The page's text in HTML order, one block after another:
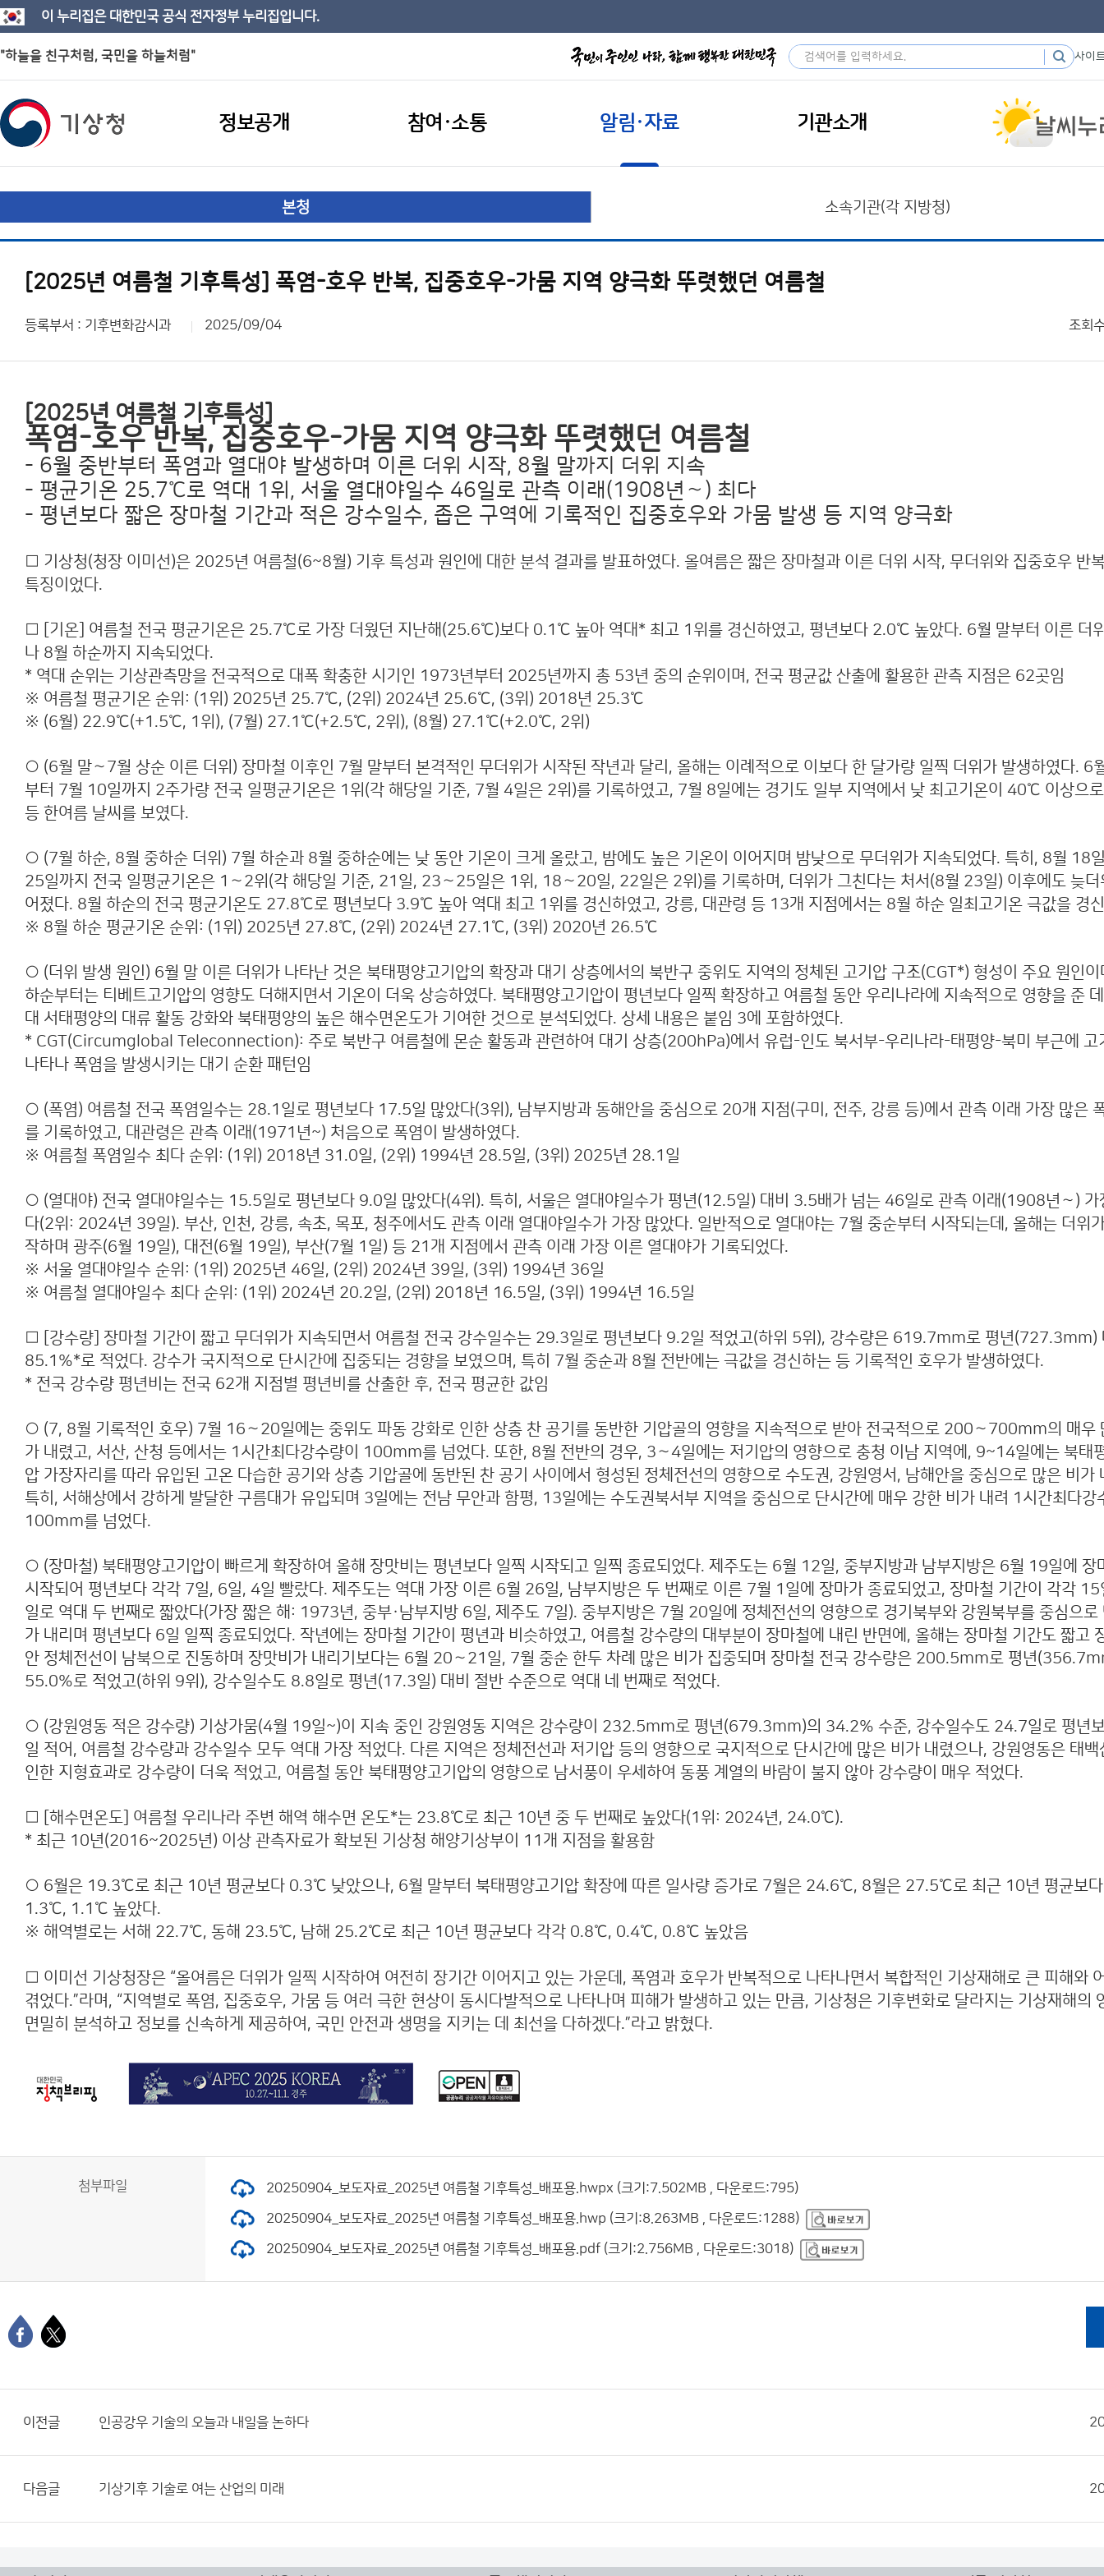
이 누리집은 대한민국 공식 전자정부 누리집입니다.
"하늘을 친구처럼, 국민을 하늘처럼" 사이
정보공개 참여·소통 알림·자료 기관소개
본청 소속기관(각 지방청)
[2025년 여름철 기후특성] 폭염-호우 반복, 집중호우-가뭄 지역 양극화 뚜렷했던 여름철
등록부서 : 기후변화감시과 2025/09/04 조회
[2025년 여름철 기후특성]
폭염-호우 반복, 집중호우-가뭄 지역 양극화 뚜렷했던 여름철
- 6월 중반부터 폭염과 열대야 발생하며 이른 더위 시작, 8월 말까지 더위 지속
- 평균기온 25.7℃로 역대 1위, 서울 열대야일수 46일로 관측 이래(1908년∼) 최다
- 평년보다 짧은 장마철 기간과 적은 강수일수, 좁은 구역에 기록적인 집중호우와 가뭄 발생 등 지역 양극화
□ 기상청(청장 이미선)은 2025년 여름철(6~8월) 기후 특성과 원인에 대한 분석 결과를 발표하였다. 올여름은 짧은 장마철과 이른 더위 시작, 무더위와 집중호우 반
특징이었다.
□ [기온] 여름철 전국 평균기온은 25.7℃로 가장 더웠던 지난해(25.6℃)보다 0.1℃ 높아 역대* 최고 1위를 경신하였고, 평년보다 2.0℃ 높았다. 6월 말부터 이른 더
나 8월 하순까지 지속되었다.
* 역대 순위는 기상관측망을 전국적으로 대폭 확충한 시기인 1973년부터 2025년까지 총 53년 중의 순위이며, 전국 평균값 산출에 활용한 관측 지점은 62곳임
※ 여름철 평균기온 순위: (1위) 2025년 25.7℃, (2위) 2024년 25.6℃, (3위) 2018년 25.3℃
※ (6월) 22.9℃(+1.5℃, 1위), (7월) 27.1℃(+2.5℃, 2위), (8월) 27.1℃(+2.0℃, 2위)
○ (6월 말∼7월 상순 이른 더위) 장마철 이후인 7월 말부터 본격적인 무더위가 시작된 작년과 달리, 올해는 이례적으로 이보다 한 달가량 일찍 더위가 발생하였다. 6
부터 7월 10일까지 2주가량 전국 일평균기온은 1위(각 해당일 기준, 7월 4일은 2위)를 기록하였고, 7월 8일에는 경기도 일부 지역에서 낮 최고기온이 40℃ 이상으
등 한여름 날씨를 보였다.
○ (7월 하순, 8월 중하순 더위) 7월 하순과 8월 중하순에는 낮 동안 기온이 크게 올랐고, 밤에도 높은 기온이 이어지며 밤낮으로 무더위가 지속되었다. 특히, 8월 18
25일까지 전국 일평균기온은 1∼2위(각 해당일 기준, 21일, 23∼25일은 1위, 18∼20일, 22일은 2위)를 기록하며, 더위가 그친다는 처서(8월 23일) 이후에도 늦더
어졌다. 8월 하순의 전국 평균기온도 27.8℃로 평년보다 3.9℃ 높아 역대 최고 1위를 경신하였고, 강릉, 대관령 등 13개 지점에서는 8월 하순 일최고기온 극값을 경
※ 8월 하순 평균기온 순위: (1위) 2025년 27.8℃, (2위) 2024년 27.1℃, (3위) 2020년 26.5℃
○ (더위 발생 원인) 6월 말 이른 더위가 나타난 것은 북태평양고기압의 확장과 대기 상층에서의 북반구 중위도 지역의 정체된 고기압 구조(CGT*) 형성이 주요 원인
하순부터는 티베트고기압의 영향도 더해지면서 기온이 더욱 상승하였다. 북태평양고기압이 평년보다 일찍 확장하고 여름철 동안 우리나라에 지속적으로 영향을 준
대 서태평양의 대류 활동 강화와 북태평양의 높은 해수면온도가 기여한 것으로 분석되었다. 상세 내용은 붙임 3에 포함하였다.
* CGT(Circumglobal Teleconnection): 주로 북반구 여름철에 몬순 활동과 관련하여 대기 상층(200hPa)에서 유럽-인도 북서부-우리나라-태평양-북미 부근에 고
나타나 폭염을 발생시키는 대기 순환 패턴임
○ (폭염) 여름철 전국 폭염일수는 28.1일로 평년보다 17.5일 많았다(3위), 남부지방과 동해안을 중심으로 20개 지점(구미, 전주, 강릉 등)에서 관측 이래 가장 많은
를 기록하였고, 대관령은 관측 이래(1971년~) 처음으로 폭염이 발생하였다.
※ 여름철 폭염일수 최다 순위: (1위) 2018년 31.0일, (2위) 1994년 28.5일, (3위) 2025년 28.1일
○ (열대야) 전국 열대야일수는 15.5일로 평년보다 9.0일 많았다(4위). 특히, 서울은 열대야일수가 평년(12.5일) 대비 3.5배가 넘는 46일로 관측 이래(1908년∼) 가
다(2위: 2024년 39일). 부산, 인천, 강릉, 속초, 목포, 청주에서도 관측 이래 열대야일수가 가장 많았다. 일반적으로 열대야는 7월 중순부터 시작되는데, 올해는 더위
작하며 광주(6월 19일), 대전(6월 19일), 부산(7월 1일) 등 21개 지점에서 관측 이래 가장 이른 열대야가 기록되었다.
※ 서울 열대야일수 순위: (1위) 2025년 46일, (2위) 2024년 39일, (3위) 1994년 36일
※ 여름철 열대야일수 최다 순위: (1위) 2024년 20.2일, (2위) 2018년 16.5일, (3위) 1994년 16.5일
□ [강수량] 장마철 기간이 짧고 무더위가 지속되면서 여름철 전국 강수일수는 29.3일로 평년보다 9.2일 적었고(하위 5위), 강수량은 619.7mm로 평년(727.3mm)
85.1%*로 적었다. 강수가 국지적으로 단시간에 집중되는 경향을 보였으며, 특히 7월 중순과 8월 전반에는 극값을 경신하는 등 기록적인 호우가 발생하였다.
* 전국 강수량 평년비는 전국 62개 지점별 평년비를 산출한 후, 전국 평균한 값임
○ (7, 8월 기록적인 호우) 7월 16∼20일에는 중위도 파동 강화로 인한 상층 찬 공기를 동반한 기압골의 영향을 지속적으로 받아 전국적으로 200∼700mm의 매우
가 내렸고, 서산, 산청 등에서는 1시간최다강수량이 100mm를 넘었다. 또한, 8월 전반의 경우, 3∼4일에는 저기압의 영향으로 충청 이남 지역에, 9~14일에는 북태
압 가장자리를 따라 유입된 고온 다습한 공기와 상층 기압골에 동반된 찬 공기 사이에서 형성된 정체전선의 영향으로 수도권, 강원영서, 남해안을 중심으로 많은 비가
특히, 서해상에서 강하게 발달한 구름대가 유입되며 3일에는 전남 무안과 함평, 13일에는 수도권북서부 지역을 중심으로 단시간에 매우 강한 비가 내려 1시간최다강
100mm를 넘었다.
○ (장마철) 북태평양고기압이 빠르게 확장하여 올해 장맛비는 평년보다 일찍 시작되고 일찍 종료되었다. 제주도는 6월 12일, 중부지방과 남부지방은 6월 19일에 장
시작되어 평년보다 각각 7일, 6일, 4일 빨랐다. 제주도는 역대 가장 이른 6월 26일, 남부지방은 두 번째로 이른 7월 1일에 장마가 종료되었고, 장마철 기간이 각각
일로 역대 두 번째로 짧았다(가장 짧은 해: 1973년, 중부·남부지방 6일, 제주도 7일). 중부지방은 7월 20일에 정체전선의 영향으로 경기북부와 강원북부를 중심으로
가 내리며 평년보다 6일 일찍 종료되었다. 작년에는 장마철 기간이 평년과 비슷하였고, 여름철 강수량의 대부분이 장마철에 내린 반면에, 올해는 장마철 기간도 짧고
안 정체전선이 남북으로 진동하며 장맛비가 내리기보다는 6월 20∼21일, 7월 중순 한두 차례 많은 비가 집중되며 장마철 전국 강수량은 200.5mm로 평년
55.0%로 적었고(하위 9위), 강수일수도 8.8일로 평년(17.3일) 대비 절반 수준으로 역대 네 번째로 적었다.
○ (강원영동 적은 강수량) 기상가뭄(4월 19일~)이 지속 중인 강원영동 지역은 강수량이 232.5mm로 평년(679.3mm)의 34.2% 수준, 강수일수도 24.7일로 평년
일 적어, 여름철 강수량과 강수일수 모두 역대 가장 적었다. 다른 지역은 정체전선과 저기압 등의 영향으로 국지적으로 단시간에 많은 비가 내렸으나, 강원영동은 태백
인한 지형효과로 강수량이 더욱 적었고, 여름철 동안 북태평양고기압의 영향으로 남서풍이 우세하여 동풍 계열의 바람이 불지 않아 강수량이 매우 적었다.
□ [해수면온도] 여름철 우리나라 주변 해역 해수면 온도*는 23.8℃로 최근 10년 중 두 번째로 높았다(1위: 2024년, 24.0℃).
* 최근 10년(2016~2025년) 이상 관측자료가 확보된 기상청 해양기상부이 11개 지점을 활용함
○ 6월은 19.3℃로 최근 10년 평균보다 0.3℃ 낮았으나, 6월 말부터 북태평양고기압 확장에 따른 일사량 증가로 7월은 24.6℃, 8월은 27.5℃로 최근 10년 평균보
1.3℃, 1.1℃ 높았다.
※ 해역별로는 서해 22.7℃, 동해 23.5℃, 남해 25.2℃로 최근 10년 평균보다 각각 0.8℃, 0.4℃, 0.8℃ 높았음
□ 이미선 기상청장은 “올여름은 더위가 일찍 시작하여 여전히 장기간 이어지고 있는 가운데, 폭염과 호우가 반복적으로 나타나면서 복합적인 기상재해로 큰 피해와
겪었다.”라며, “지역별로 폭염, 집중호우, 가뭄 등 여러 극한 현상이 동시다발적으로 나타나며 피해가 발생하고 있는 만큼, 기상청은 기후변화로 달라지는 기상재해의
면밀히 분석하고 정보를 신속하게 제공하여, 국민 안전과 생명을 지키는 데 최선을 다하겠다.”라고 밝혔다.
첨부파일 20250904_보도자료_2025년 여름철 기후특성_배포용.hwpx (크기:7.502MB , 다운로드:795)
20250904_보도자료_2025년 여름철 기후특성_배포용.hwp (크기:8.263MB , 다운로드:1288)
20250904_보도자료_2025년 여름철 기후특성_배포용.pdf (크기:2.756MB , 다운로드:3018)
이전글 인공강우 기술의 오늘과 내일을 논하다
다음글 기상기후 기술로 여는 산업의 미래